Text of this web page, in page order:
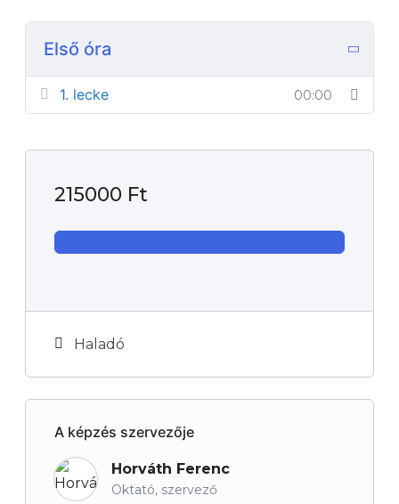
Első óra
1. lecke 00:00
215000 Ft
Haladó
A képzés szervezője
Horváth Ferenc
Oktató, szervező